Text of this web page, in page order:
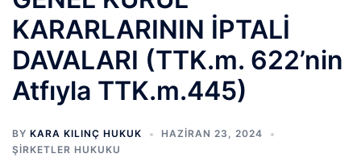
KARARLARININ İPTALİ
DAVALARI (TTK.m. 622’nin
Atfıyla TTK.m.445)
BY KARA KILINÇ HUKUK
HAZIRAN 23, 2024
ŞİRKETLER HUKUKU